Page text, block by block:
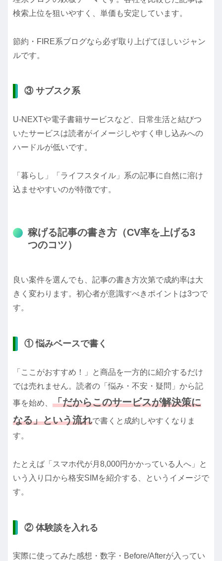
検索上位を狙いやすく、単価も安定しています。
節約・FIRE系ブログなら必ず取り上げてほしいジャン
ルです。
③ サブスク系
U-NEXTや電子書籍サービスなど、日常生活と結びつ
いたサービスは読者がイメージしやすく申し込みへの
ハードルが低いです。
「暮らし」「ライフスタイル」系の記事に自然に溶け
込ませやすいのが特徴です。
稼げる記事の書き方（CV率を上げる3
つのコツ）
良い案件を選んでも、記事の書き方次第で成約率は大
きく変わります。初心者が意識すべきポイントは3つで
す。
① 悩みベースで書く
「ここがおすすめ！」と商品を一方的に紹介するだけ
では売れません。読者の「悩み・不安・疑問」から記
事を始め、 「だからこのサービスが解決策に
なる」という流れで書くと成約しやすくなりま
す。
たとえば「スマホ代が月8,000円かかっている人へ」と
いう入り口から格安SIMを紹介する、というイメージで
す。
② 体験談を入れる
実際に使ってみた感想・数字・Before/Afterが入ってい